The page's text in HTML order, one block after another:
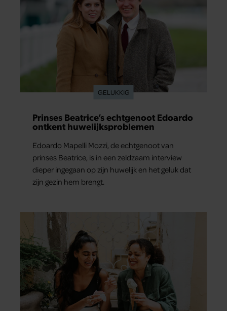
GELUKKIG
Prinses Beatrice’s echtgenoot Edoardo
ontkent huwelijksproblemen
Edoardo Mapelli Mozzi, de echtgenoot van
prinses Beatrice, is in een zeldzaam interview
dieper ingegaan op zijn huwelijk en het geluk dat
zijn gezin hem brengt.